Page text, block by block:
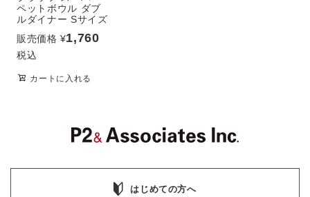
ペットボウル ダブ
ルダイナー Sサイズ
販売価格 ¥1,760
税込
カートに入れる
はじめての方へ